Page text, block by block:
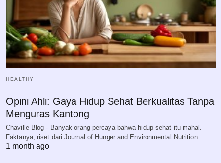
HEALTHY
Opini Ahli: Gaya Hidup Sehat Berkualitas Tanpa
Menguras Kantong
Chaville Blog - Banyak orang percaya bahwa hidup sehat itu mahal.
Faktanya, riset dari Journal of Hunger and Environmental Nutrition…
1 month ago